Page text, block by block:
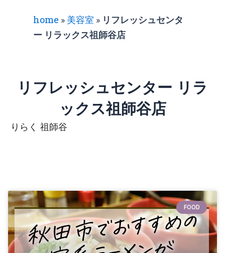
home » 美容室 » リフレッシュセンタ
ー リラックス祖師谷店
リフレッシュセンター リラ
ックス祖師谷店
りらく 祖師谷
FOOD